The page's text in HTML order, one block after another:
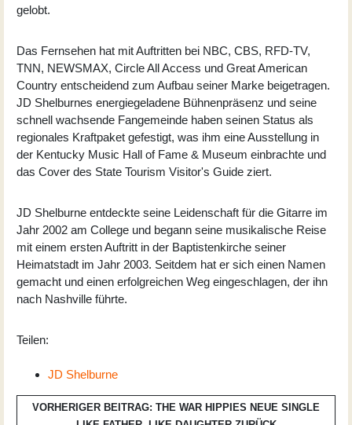
gelobt.
Das Fernsehen hat mit Auftritten bei NBC, CBS, RFD-TV,
TNN, NEWSMAX, Circle All Access und Great American
Country entscheidend zum Aufbau seiner Marke beigetragen.
JD Shelburnes energiegeladene Bühnenpräsenz und seine
schnell wachsende Fangemeinde haben seinen Status als
regionales Kraftpaket gefestigt, was ihm eine Ausstellung in
der Kentucky Music Hall of Fame & Museum einbrachte und
das Cover des State Tourism Visitor's Guide ziert.
JD Shelburne entdeckte seine Leidenschaft für die Gitarre im
Jahr 2002 am College und begann seine musikalische Reise
mit einem ersten Auftritt in der Baptistenkirche seiner
Heimatstadt im Jahr 2003. Seitdem hat er sich einen Namen
gemacht und einen erfolgreichen Weg eingeschlagen, der ihn
nach Nashville führte.
Teilen:
JD Shelburne
VORHERIGER BEITRAG: THE WAR HIPPIES NEUE SINGLE